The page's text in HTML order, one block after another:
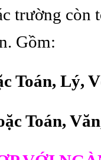
trường còn
Gồm:
Toán, Lý,
Toán,